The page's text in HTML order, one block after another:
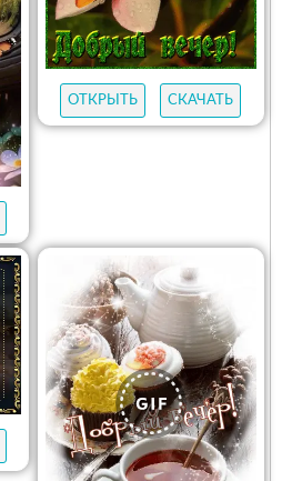
ОТКРЫТЬ СКАЧАТЬ